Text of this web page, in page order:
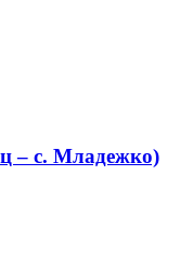
– с. Младежко)